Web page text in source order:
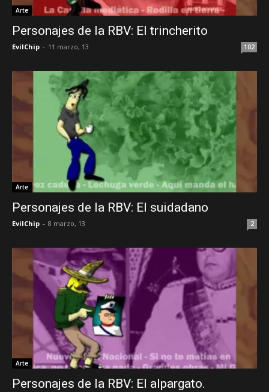
Arte
Personajes de la RBV: El trincherito
EvilChip - 11 marzo, 13 102
Arte
Personajes de la RBV: El suidadano
EvilChip - 8 marzo, 13 2
Arte
Personajes de la RBV: El alpargato.